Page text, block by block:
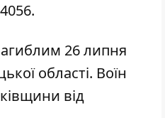
26 липня
області. Воїн
від